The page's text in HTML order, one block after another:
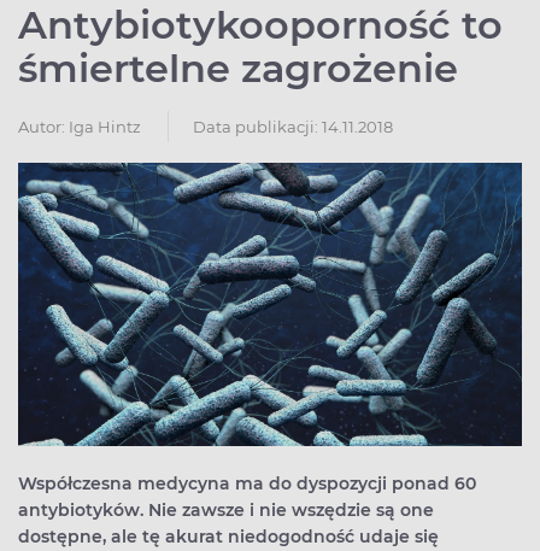
Antybiotykooporność to
śmiertelne zagrożenie
Autor: Iga Hintz Data publikacji: 14.11.2018
Współczesna medycyna ma do dyspozycji ponad 60
antybiotyków. Nie zawsze i nie wszędzie są one
dostępne, ale tę akurat niedogodność udaje się